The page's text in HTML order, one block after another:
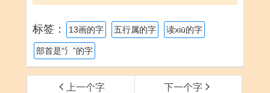
标签： 13画的字 五行属的字 读xiū的字
部首是“氵”的字
上一个字 下一个字